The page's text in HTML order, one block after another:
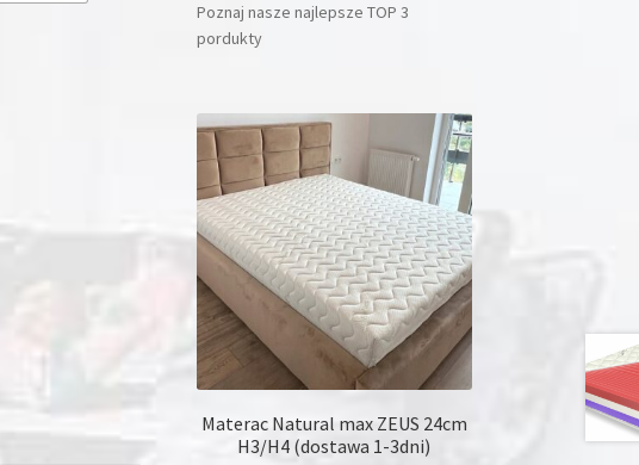
Poznaj nasze najlepsze TOP 3
pordukty
Materac Natural max ZEUS 24cm
H3/H4 (dostawa 1-3dni)